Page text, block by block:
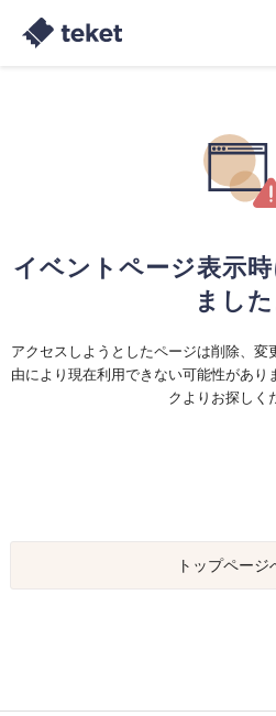
イベントページ表示
ました
アクセスしようとしたページは削除、変
由により現在利用できない可能性があり
クよりお探しく
トップページ